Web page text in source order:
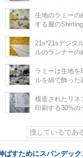
生地のラミーの
する服の
21s*21sデジタ
ルのランナーの
ラミーは生地を
ルを縞で飾った
模造されたリネ
印刷する30%の
ばすためにスパンデッ